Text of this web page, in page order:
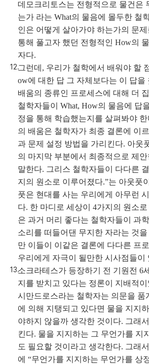
데모크리토스는 전형적으로 물건은
는가 라는 What의 물음에 몰두한 철
인은 어떻게 살아가야 하는가의 문
통해 풀고자 했던 전형적인 How의
자다.
그런데, 우리가 철학에서 배워야 할
ow에 대한 답 그 자체보다는 이 답을
배움의 종류인 프로세스에 대해 더
철학자들이 What, How의 물음에 답
정을 통해 학습했는지를 살펴봐야
의 배움은 철학자가 최종 결론에 이
과 문제 설정 방법을 가리킨다. 아웃
의 마지막 부분에서 최종적으로 제
말한다. 그리스 철학자들이 다다른
지의 원소로 이루어졌다.”는 아웃풋
풋은 현대를 사는 우리에게 아무런
다. 한 마디로 세상이 4가지의 원소
은 과거 머리 좋다는 철학자들이 과
소리를 떠들어댄 무지한 자라는 것을
만 이들이 이같은 결론에 다다른 프
우리에게 자극이 될만한 시사점들이
소크라테스가 등장하기 전 기원전 6
지를 받치고 있다는 정론이 지배적
시만드로스라는 철학자는 의문을 품
에 의해 지탱되고 있다면 물을 지지
야하지 않을까 생각한 것이다. 그래
킨다. 물을 지지하는 그 무언가를 지
도 필요할 것이라고 생각한다. 그래
에 “무언가를 지지하는 무언가를 상